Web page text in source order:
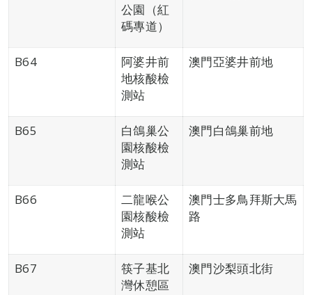
公園（紅
碼專道）
B64
阿婆井前
地核酸檢
測站
澳門亞婆井前地
B65
白鴿巢公
園核酸檢
測站
澳門白鴿巢前地
B66
二龍喉公
園核酸檢
測站
澳門士多鳥拜斯大馬
路
B67
筷子基北
灣休憩區
澳門沙梨頭北街